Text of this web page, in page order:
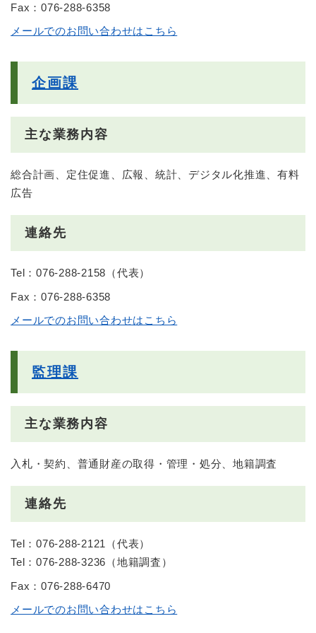
Fax：076-288-6358
メールでのお問い合わせはこちら
企画課
主な業務内容
総合計画、定住促進、広報、統計、デジタル化推進、有料
広告
連絡先
Tel：076-288-2158 （代表）
Fax：076-288-6358
メールでのお問い合わせはこちら
監理課
主な業務内容
入札・契約、普通財産の取得・管理・処分、地籍調査
連絡先
Tel：076-288-2121 （代表）
Tel：076-288-3236 （地籍調査 ）
Fax：076-288-6470
メールでのお問い合わせはこちら